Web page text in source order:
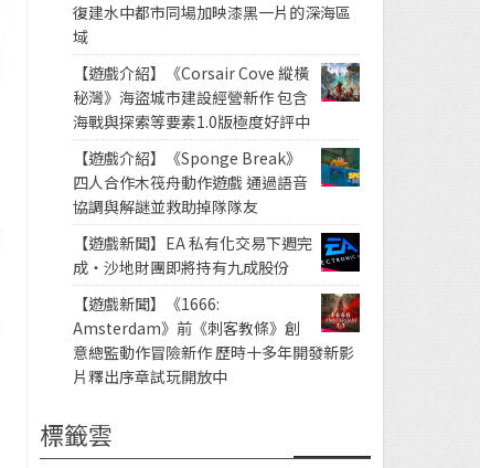
復建水中都市同場加映漆黑一片的深海區
域
【遊戲介紹】《Corsair Cove 縱橫
秘灣》海盜城市建設經營新作 包含
海戰與探索等要素1.0版極度好評中
【遊戲介紹】《Sponge Break》
四人合作木筏舟動作遊戲 通過語音
協調與解謎並救助掉隊隊友
【遊戲新聞】EA 私有化交易下週完
成・沙地財團即將持有九成股份
【遊戲新聞】《1666:
Amsterdam》前《刺客教條》創
意總監動作冒險新作 歷時十多年開發新影
片釋出序章試玩開放中
標籤雲